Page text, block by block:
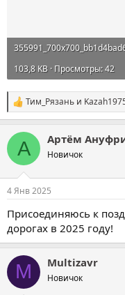
103,8 KB · Просмотры: 42
С
и
п
т
Тим_Рязань и
А Артём
Новичок
4 Янв 2025
Присоединяюсь к
дорогах в 2025 году!
M Multizavr
Новичок